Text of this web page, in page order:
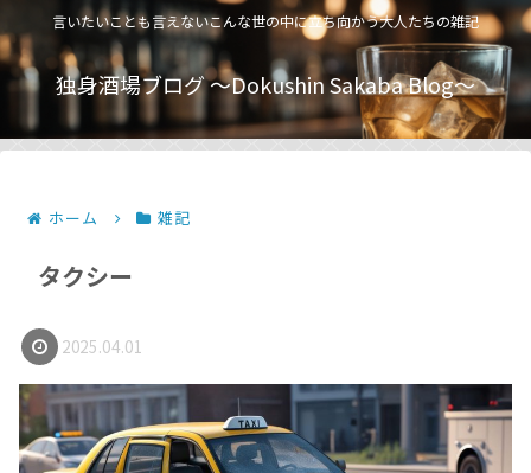
言いたいことも言えないこんな世の中に立ち向かう大人たちの雑記
独身酒場ブログ 〜Dokushin Sakaba Blog〜
ホーム 雑記
タクシー
2025.04.01